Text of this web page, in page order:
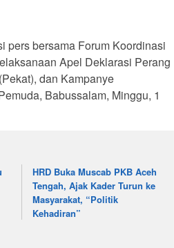
pers bersama Forum Koordinasi
Apel Deklarasi Perang
dan Kampanye
Babussalam, Minggu, 1
HRD Buka Muscab PKB Aceh
Tengah, Ajak Kader Turun ke
Masyarakat, “Politik
Kehadiran”